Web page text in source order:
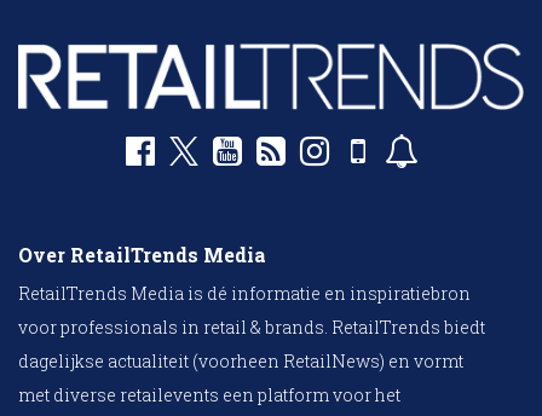
Over RetailTrends Media
RetailTrends Media is dé informatie en inspiratiebron
voor professionals in retail & brands. RetailTrends biedt
dagelijkse actualiteit (voorheen RetailNews) en vormt
met diverse retailevents een platform voor het